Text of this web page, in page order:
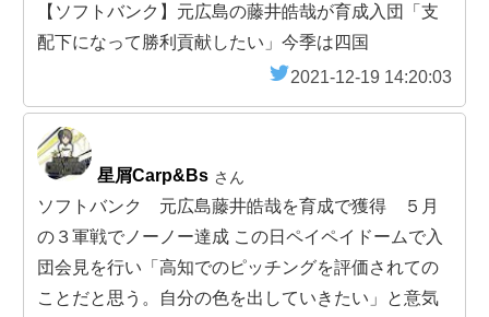
【ソフトバンク】元広島の藤井皓哉が育成入団「支
配下になって勝利貢献したい」今季は四国
2021-12-19 14:20:03
星屑Carp&Bs さん
ソフトバンク 元広島藤井皓哉を育成で獲得 ５月
の３軍戦でノーノー達成 この日ペイペイドームで入
団会見を行い「高知でのピッチングを評価されての
ことだと思う。自分の色を出していきたい」と意気